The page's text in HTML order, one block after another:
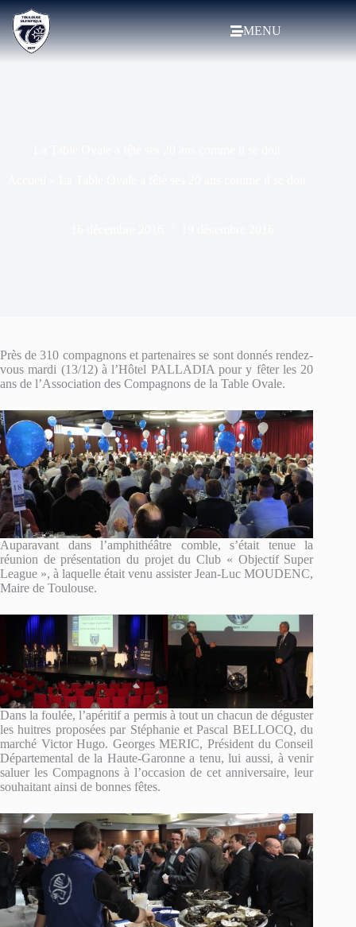
MENU
Près de 310 compagnons et partenaires se sont donnés rendez-
vous mardi (13/12) à l’Hôtel PALLADIA pour y fêter les 20
ans de l’Association des Compagnons de la Table Ovale.
Auparavant dans l’amphithéâtre comble, s’était tenue la
réunion de présentation du projet du Club « Objectif Super
League », à laquelle était venu assister Jean-Luc MOUDENC,
Maire de Toulouse.
Dans la foulée, l’apéritif a permis à tout un chacun de déguster
les huitres proposées par Stéphanie et Pascal BELLOCQ, du
marché Victor Hugo. Georges MERIC, Président du Conseil
Départemental de la Haute-Garonne a tenu, lui aussi, à venir
saluer les Compagnons à l’occasion de cet anniversaire, leur
souhaitant ainsi de bonnes fêtes.